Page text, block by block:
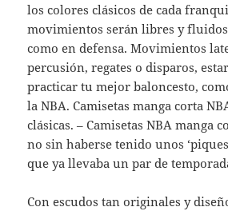
los colores clásicos de cada
movimientos serán libres y
como en defensa. Movimientos
percusión, regates o disparos,
practicar tu mejor baloncesto,
la NBA. Camisetas manga corta
clásicas. – Camisetas NBA manga
no sin haberse tenido unos
que ya llevaba un par de
Con escudos tan originales y